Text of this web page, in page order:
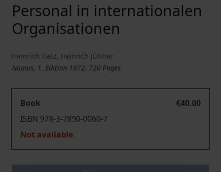
Personal in internationalen
Organisationen
Heinrich Getz, Heinrich Jüttner
Nomos, 1. Edition 1972, 720 Pages
Book
€40.00
ISBN 978-3-7890-0060-7
Not available